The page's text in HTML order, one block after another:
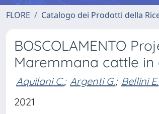
FLORE Catalogo dei Prodotti della
BOSCOLAMENTO
Maremmana cattle
Aquilani C.; Argenti G.; Bellini E.
2021